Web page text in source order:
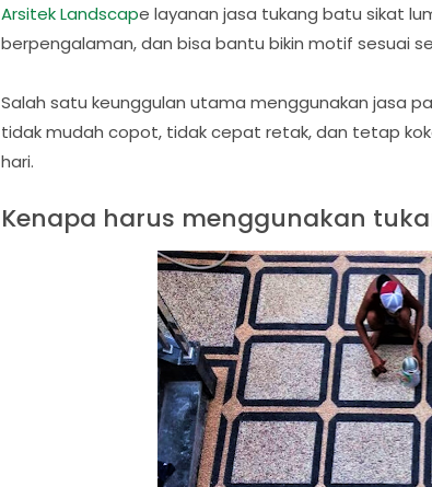
Arsitek Landscape layanan jasa tukang batu sikat
berpengalaman, dan bisa bantu bikin motif sesuai
Salah satu keunggulan utama menggunakan jasa
tidak mudah copot, tidak cepat retak, dan tetap
hari.
Kenapa harus menggunakan